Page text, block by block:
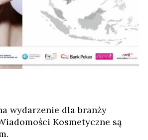
wydarzenie dla branży
Kosmetyczne są